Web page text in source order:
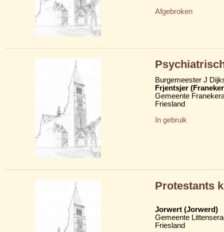
Afgebroken
Burgemeester J
Frjentsjer
Gemeente
Friesland
In gebruik
Protestants
Jorwert (Jorwerd)
Gemeente
Friesland